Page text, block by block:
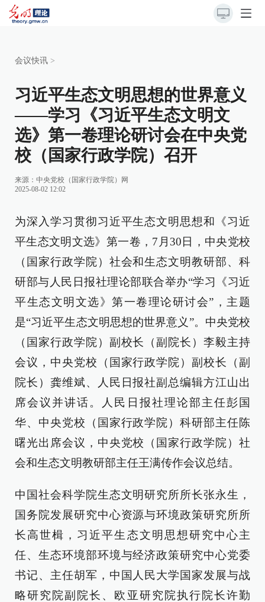
会议快讯 >
习近平生态文明思想的世界意义
——学习《习近平生态文明文
选》第一卷理论研讨会在中央党
校（国家行政学院）召开
来源： 中央党校（国家行政学院）网
2025-08-02 12:02
为深入学习贯彻习近平生态文明思想和《习近
平生态文明文选》第一卷，7月30日，中央党校
（国家行政学院）社会和生态文明教研部、科
研部与人民日报社理论部联合举办“学习《习近
平生态文明文选》第一卷理论研讨会”，主题
是“习近平生态文明思想的世界意义”。中央党校
（国家行政学院）副校长（副院长）李毅主持
会议，中央党校（国家行政学院）副校长（副
院长）龚维斌、人民日报社副总编辑方江山出
席会议并讲话。人民日报社理论部主任彭国
华、中央党校（国家行政学院）科研部主任陈
曙光出席会议，中央党校（国家行政学院）社
会和生态文明教研部主任王满传作会议总结。
中国社会科学院生态文明研究所所长张永生，
国务院发展研究中心资源与环境政策研究所所
长高世楫，习近平生态文明思想研究中心主
任、生态环境部环境与经济政策研究中心党委
书记、主任胡军，中国人民大学国家发展与战
略研究院副院长、欧亚研究院执行院长许勤